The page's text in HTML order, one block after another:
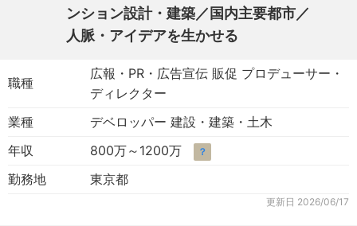
ンション設計・建築／国内主要都市／
人脈・アイデアを生かせる
職種
広報・PR・広告宣伝 販促 プロデューサー・
ディレクター
業種
デベロッパー 建設・建築・土木
年収
800万～1200万 ？
勤務地 東京都
更新日 2026/06/17